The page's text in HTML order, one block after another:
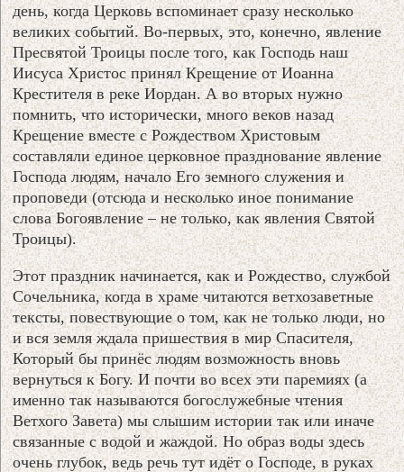
день, когда Церковь вспоминает сразу несколько
великих событий. Во-первых, это, конечно, явление
Пресвятой Троицы после того, как Господь наш
Иисуса Христос принял Крещение от Иоанна
Крестителя в реке Иордан. А во вторых нужно
помнить, что исторически, много веков назад
Крещение вместе с Рождеством Христовым
составляли единое церковное празднование явление
Господа людям, начало Его земного служения и
проповеди (отсюда и несколько иное понимание
слова Богоявление – не только, как явления Святой
Троицы).
Этот праздник начинается, как и Рождество, службой
Сочельника, когда в храме читаются ветхозаветные
тексты, повествующие о том, как не только люди, но
и вся земля ждала пришествия в мир Спасителя,
Который бы принёс людям возможность вновь
вернуться к Богу. И почти во всех эти паремиях (а
именно так называются богослужебные чтения
Ветхого Завета) мы слышим истории так или иначе
связанные с водой и жаждой. Но образ воды здесь
очень глубок, ведь речь тут идёт о Господе, в руках